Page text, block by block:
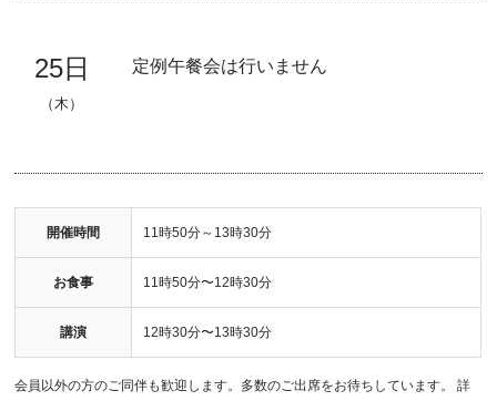
25日
（木）
定例午餐会は行いません
開催時間 11時50分～13時30分
お食事 11時50分〜12時30分
講演 12時30分〜13時30分
会員以外の方のご同伴も歓迎します。多数のご出席をお待ちしています。 詳